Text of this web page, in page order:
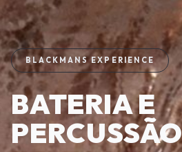
BLACKMANS EXPERIENCE
BATERIA E